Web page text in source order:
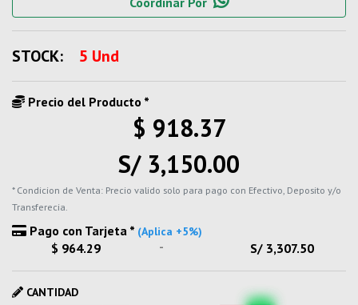
STOCK: 5 Und
Precio del Producto *
$ 918.37
S/ 3,150.00
* Condicion de Venta: Precio valido solo para pago con Efectivo, Deposito y/o
Transferecia.
Pago con Tarjeta * (Aplica +5%)
$ 964.29 - S/ 3,307.50
CANTIDAD